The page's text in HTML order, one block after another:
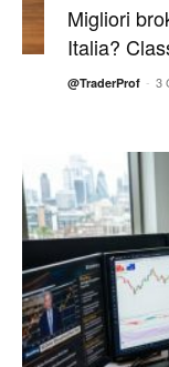
Migliori
Italia?
@TraderProf - 3